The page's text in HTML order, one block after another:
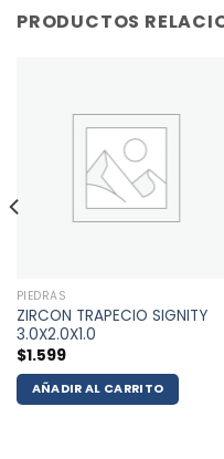
PRODUCTOS
PIEDRAS
ZIRCON TRAPECIO SIGNITY
3.0X2.0X1.0
$1.599
AÑADIR AL CARRITO